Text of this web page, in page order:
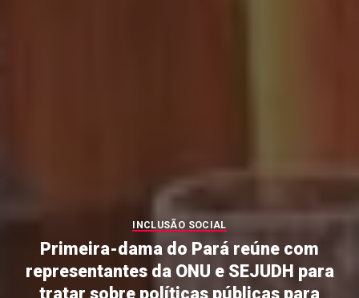
INCLUSÃO SOCIAL
Primeira-dama do Pará reúne com
representantes da ONU e SEJUDH para
tratar sobre políticas públicas para